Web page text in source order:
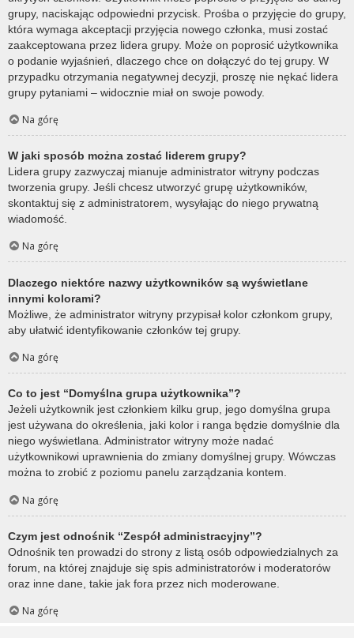
grupy, naciskając odpowiedni przycisk. Prośba o przyjęcie do grupy,
która wymaga akceptacji przyjęcia nowego członka, musi zostać
zaakceptowana przez lidera grupy. Może on poprosić użytkownika
o podanie wyjaśnień, dlaczego chce on dołączyć do tej grupy. W
przypadku otrzymania negatywnej decyzji, proszę nie nękać lidera
grupy pytaniami – widocznie miał on swoje powody.
Na górę
W jaki sposób można zostać liderem grupy?
Lidera grupy zazwyczaj mianuje administrator witryny podczas
tworzenia grupy. Jeśli chcesz utworzyć grupę użytkowników,
skontaktuj się z administratorem, wysyłając do niego prywatną
wiadomość.
Na górę
Dlaczego niektóre nazwy użytkowników są wyświetlane
innymi kolorami?
Możliwe, że administrator witryny przypisał kolor członkom grupy,
aby ułatwić identyfikowanie członków tej grupy.
Na górę
Co to jest “Domyślna grupa użytkownika”?
Jeżeli użytkownik jest członkiem kilku grup, jego domyślna grupa
jest używana do określenia, jaki kolor i ranga będzie domyślnie dla
niego wyświetlana. Administrator witryny może nadać
użytkownikowi uprawnienia do zmiany domyślnej grupy. Wówczas
można to zrobić z poziomu panelu zarządzania kontem.
Na górę
Czym jest odnośnik “Zespół administracyjny”?
Odnośnik ten prowadzi do strony z listą osób odpowiedzialnych za
forum, na której znajduje się spis administratorów i moderatorów
oraz inne dane, takie jak fora przez nich moderowane.
Na górę